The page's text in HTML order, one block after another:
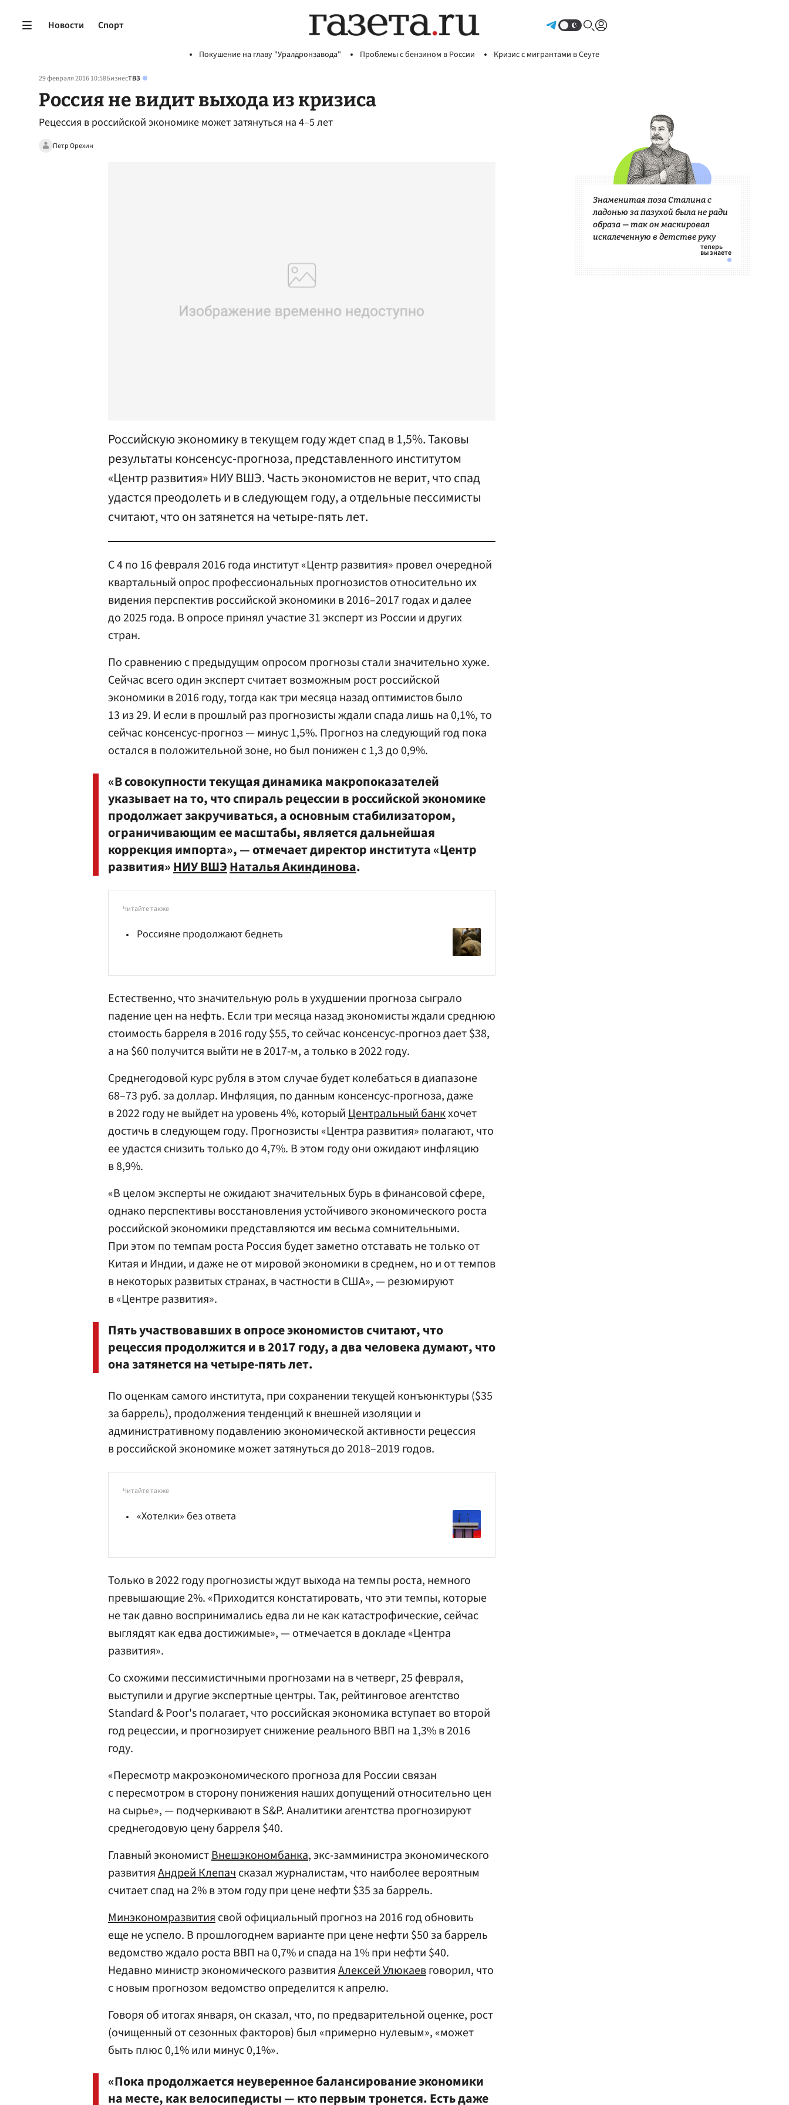
Новости Спорт
Покушение на главу "Уралдронзавода" Проблемы с бензином в России Кризис с мигрантами в Сеуте
29 февраля 2016 10:58БизнесТВЗ
Россия не видит выхода из кризиса
Рецессия в российской экономике может затянуться на 4–5 лет
Петр Орехин
Российскую экономику в текущем году ждет спад в 1,5%. Таковы
результаты консенсус-прогноза, представленного институтом
«Центр развития» НИУ ВШЭ. Часть экономистов не верит, что спад
удастся преодолеть и в следующем году, а отдельные пессимисты
считают, что он затянется на четыре-пять лет.
С 4 по 16 февраля 2016 года институт «Центр развития» провел очередной
квартальный опрос профессиональных прогнозистов относительно их
видения перспектив российской экономики в 2016–2017 годах и далее
до 2025 года. В опросе принял участие 31 эксперт из России и других
стран.
По сравнению с предыдущим опросом прогнозы стали значительно хуже.
Сейчас всего один эксперт считает возможным рост российской
экономики в 2016 году, тогда как три месяца назад оптимистов было
13 из 29. И если в прошлый раз прогнозисты ждали спада лишь на 0,1%, то
сейчас консенсус-прогноз — минус 1,5%. Прогноз на следующий год пока
остался в положительной зоне, но был понижен с 1,3 до 0,9%.
«В совокупности текущая динамика макропоказателей
указывает на то, что спираль рецессии в российской экономике
продолжает закручиваться, а основным стабилизатором,
ограничивающим ее масштабы, является дальнейшая
коррекция импорта», — отмечает директор института «Центр
развития»НИУ ВШЭНаталья Акиндинова.
Читайте также
Россияне продолжают беднеть
Естественно, что значительную роль в ухудшении прогноза сыграло
падение цен на нефть. Если три месяца назад экономисты ждали среднюю
стоимость барреля в 2016 году $55, то сейчас консенсус-прогноз дает $38,
а на $60 получится выйти не в 2017-м, а только в 2022 году.
Среднегодовой курс рубля в этом случае будет колебаться в диапазоне
68–73 руб. за доллар. Инфляция, по данным консенсус-прогноза, даже
в 2022 году не выйдет на уровень 4%, которыйЦентральный банкхочет
достичь в следующем году. Прогнозисты «Центра развития» полагают, что
ее удастся снизить только до 4,7%. В этом году они ожидают инфляцию
в 8,9%.
«В целом эксперты не ожидают значительных бурь в финансовой сфере,
однако перспективы восстановления устойчивого экономического роста
российской экономики представляются им весьма сомнительными.
При этом по темпам роста Россия будет заметно отставать не только от
Китая и Индии, и даже не от мировой экономики в среднем, но и от темпов
в некоторых развитых странах, в частности в США», — резюмируют
в «Центре развития».
Пять участвовавших в опросе экономистов считают, что
рецессия продолжится и в 2017 году, а два человека думают, что
она затянется на четыре-пять лет.
По оценкам самого института, при сохранении текущей конъюнктуры ($35
за баррель), продолжения тенденций к внешней изоляции и
административному подавлению экономической активности рецессия
в российской экономике может затянуться до 2018–2019 годов.
Читайте также
«Хотелки» без ответа
Только в 2022 году прогнозисты ждут выхода на темпы роста, немного
превышающие 2%. «Приходится констатировать, что эти темпы, которые
не так давно воспринимались едва ли не как катастрофические, сейчас
выглядят как едва достижимые», — отмечается в докладе «Центра
развития».
Со схожими пессимистичными прогнозами на в четверг, 25 февраля,
выступили и другие экспертные центры. Так, рейтинговое агентство
Standard & Poor's полагает, что российская экономика вступает во второй
год рецессии, и прогнозирует снижение реального ВВП на 1,3% в 2016
году.
«Пересмотр макроэкономического прогноза для России связан
с пересмотром в сторону понижения наших допущений относительно цен
на сырье», — подчеркивают в S&P. Аналитики агентства прогнозируют
среднегодовую цену барреля $40.
Главный экономистВнешэкономбанка, экс-замминистра экономического
развитияАндрей Клепачсказал журналистам, что наиболее вероятным
считает спад на 2% в этом году при цене нефти $35 за баррель.
Минэкономразвитиясвой официальный прогноз на 2016 год обновить
еще не успело. В прошлогоднем варианте при цене нефти $50 за баррель
ведомство ждало роста ВВП на 0,7% и спада на 1% при нефти $40.
Недавно министр экономического развитияАлексей Улюкаевговорил, что
с новым прогнозом ведомство определится к апрелю.
Говоря об итогах января, он сказал, что, по предварительной оценке, рост
(очищенный от сезонных факторов) был «примерно нулевым», «может
быть плюс 0,1% или минус 0,1%».
«Пока продолжается неуверенное балансирование экономики
на месте, как велосипедисты — кто первым тронется. Есть даже
Знаменитая поза Сталина с
ладонью за пазухой была не ради
образа — так он маскировал
искалеченную в детстве руку